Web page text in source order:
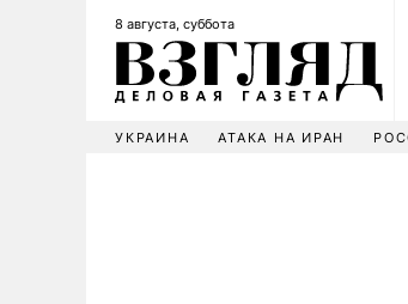
8 августа, суббота
УКРАИНА АТАКА НА ИРАН